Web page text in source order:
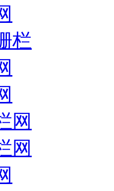
栏
网
网